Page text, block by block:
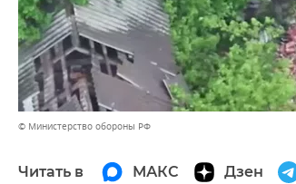
© Министерство обороны РФ
Читать в МАКС Дзен